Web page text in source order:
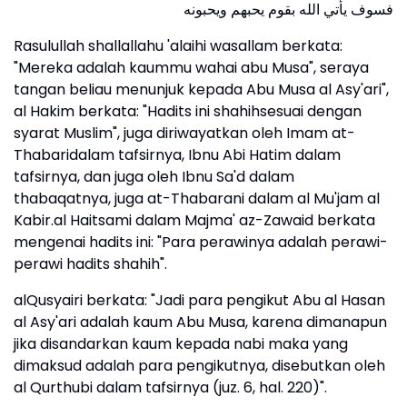
فسوف يأتي الله بقوم يحبهم ويحبونه
Rasulullah shallallahu 'alaihi wasallam berkata:
"Mereka adalah kaummu wahai abu Musa", seraya
tangan beliau menunjuk kepada Abu Musa al Asy'ari",
al Hakim berkata: "Hadits ini shahihsesuai dengan
syarat Muslim", juga diriwayatkan oleh Imam at-
Thabaridalam tafsirnya, Ibnu Abi Hatim dalam
tafsirnya, dan juga oleh Ibnu Sa'd dalam
thabaqatnya, juga at-Thabarani dalam al Mu'jam al
Kabir.al Haitsami dalam Majma' az-Zawaid berkata
mengenai hadits ini: "Para perawinya adalah perawi-
perawi hadits shahih".
alQusyairi berkata: "Jadi para pengikut Abu al Hasan
al Asy'ari adalah kaum Abu Musa, karena dimanapun
jika disandarkan kaum kepada nabi maka yang
dimaksud adalah para pengikutnya, disebutkan oleh
al Qurthubi dalam tafsirnya (juz. 6, hal. 220)".